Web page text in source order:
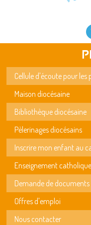
Cellule d'écoute pour les
Maison diocésaine
Bibliothèque diocésaine
Pèlerinages diocésains
Inscrire mon enfant au
Enseignement catholique
Demande de documents
Offres d'emploi
Nous contacter